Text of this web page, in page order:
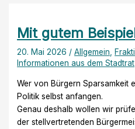
Mit gutem
20. Mai 2026 /Allgemein
Informationen aus dem Stadtrat
Wer von Bürgern Sparsamkeit
Politik selbst anfangen.
Genau deshalb wollen wir
der stellvertretenden